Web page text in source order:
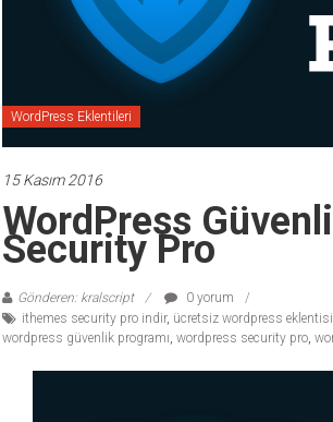
WordPress Eklentileri
15 Kasım 2016
WordPress
Security Pro
Gönderen: kralscript
0 yorum
ithemes security pro indir, ücretsiz wordpress eklentisi
wordpress güvenlik programı, wordpress security pro,